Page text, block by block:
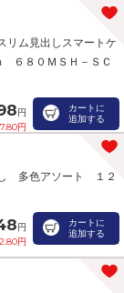
ム見出しスマートケ
８０ＭＳＨ－ＳＣ
円
円
カートに
追加する
多色アソート １２
円
円
カートに
追加する